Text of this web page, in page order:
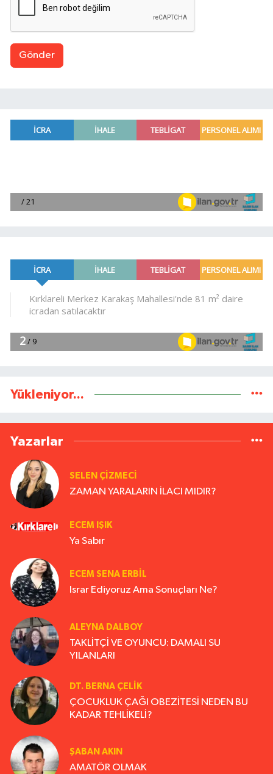
Gönder
Yükleniyor...
Yazarlar
SELEN ÇİZMECİ
ZAMAN YARALARIN İLACI MIDIR?
ECEM IŞIK
Ya Sabır
ECEM SENA ERBIL
Israr Ediyoruz Ama Sonuçları Ne?
ALEYNA DALBOY
TAKLİTÇİ VE OYUNCU: DAMALI SU
YILANLARI
DT. BERNA ÇELIK
ÇOCUKLUK ÇAĞI OBEZİTESİ NEDEN BU
KADAR TEHLİKELİ?
ŞABAN AKIN
AMATÖR OLMAK